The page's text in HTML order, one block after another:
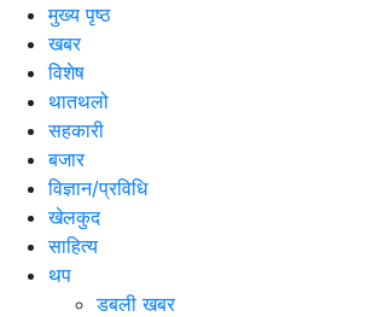
मुख्य पृष्ठ
खबर
विशेष
थातथलो
सहकारी
बजार
विज्ञान/प्रविधि
खेलकुद
साहित्य
थप
डबली खबर